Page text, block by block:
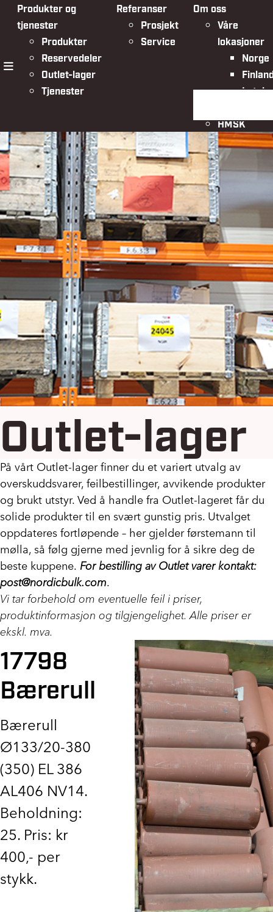
meny
Produkter og
tjenester
Produkter
Reservedeler
Outlet-lager
Tjenester
Referanser
Prosjekt
Service
Om oss
Våre
lokasjoner
Norge
Latvia
HMSK
Outlet-lager
På vårt Outlet-lager finner du et variert utvalg av
overskuddsvarer, feilbestillinger, avvikende produkter
og brukt utstyr. Ved å handle fra Outlet-lageret får du
solide produkter til en svært gunstig pris. Utvalget
oppdateres fortløpende – her gjelder førstemann til
mølla, så følg gjerne med jevnlig for å sikre deg de
beste kuppene. For bestilling av Outlet varer kontakt:
post@nordicbulk.com.
Vi tar forbehold om eventuelle feil i priser,
produktinformasjon og tilgjengelighet. Alle priser er
ekskl. mva.
17798
Bærerull
Bærerull
Ø133/20-380
(350) EL 386
AL406 NV14.
Beholdning:
25. Pris: kr
400,- per
stykk.